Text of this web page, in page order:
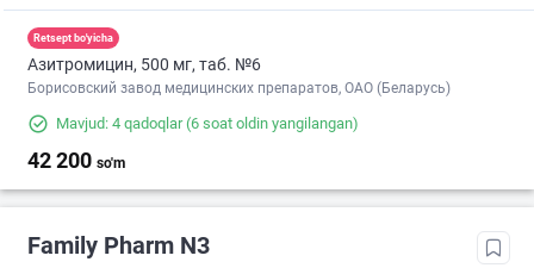
Retsept bo'yicha
Азитромицин, 500 мг, таб. №6
Борисовский завод медицинских препаратов, ОАО (Беларусь)
Mavjud: 4 qadoqlar(6 soat oldin yangilangan)
42 200 so'm
Family Pharm N3